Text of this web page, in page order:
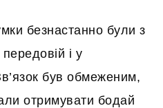
безнастанно були з
і у
був обмеженим,
отримувати бодай